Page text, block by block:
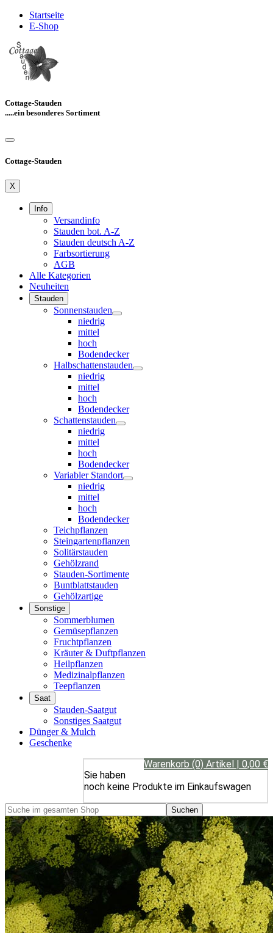
Startseite
E-Shop
Cottage-Stauden
.....ein besonderes Sortiment
Cottage-Stauden
X
Info
Versandinfo
Stauden bot. A-Z
Stauden deutsch A-Z
Farbsortierung
AGB
Alle Kategorien
Neuheiten
Stauden
Sonnenstauden
niedrig
mittel
hoch
Bodendecker
Halbschattenstauden
niedrig
mittel
hoch
Bodendecker
Schattenstauden
niedrig
mittel
hoch
Bodendecker
Variabler Standort
niedrig
mittel
hoch
Bodendecker
Teichpflanzen
Steingartenpflanzen
Solitärstauden
Gehölzrand
Stauden-Sortimente
Buntblattstauden
Gehölzartige
Sonstige
Sommerblumen
Gemüsepflanzen
Fruchtpflanzen
Kräuter & Duftpflanzen
Heilpflanzen
Medizinalpflanzen
Teepflanzen
Saat
Stauden-Saatgut
Sonstiges Saatgut
Dünger & Mulch
Geschenke
Warenkorb (0) Artikel | 0,00 €
Sie haben
noch keine Produkte im Einkaufswagen